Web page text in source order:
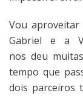
Vou
Gabriel e a
nos deu
tempo que
dois parceiros